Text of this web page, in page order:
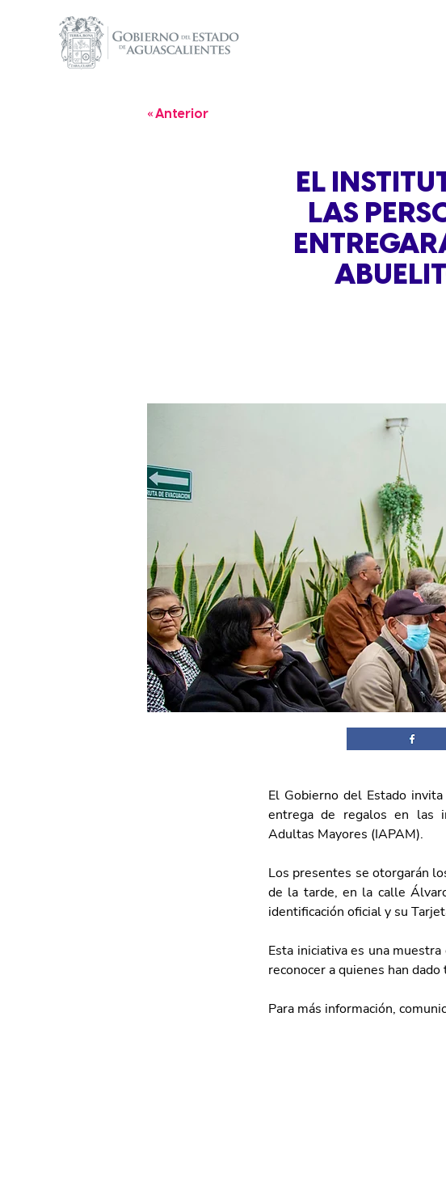
« Anterior
EL
LAS
El Gobierno del Estado
entrega de regalos en las
Adultas Mayores (IAPAM).
Los presentes se otorgarán
de la tarde, en la calle
identificación oficial y su
Esta iniciativa es una
reconocer a quienes han
Para más información,